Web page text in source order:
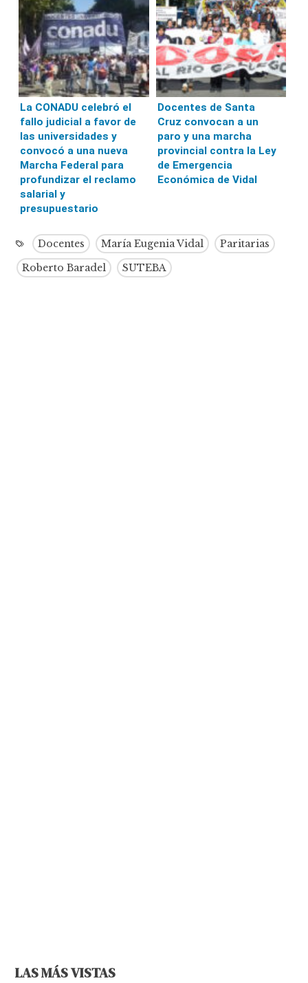
La CONADU celebró el
fallo judicial a favor de
las universidades y
convocó a una nueva
Marcha Federal para
profundizar el reclamo
salarial y
presupuestario
Docentes de Santa
Cruz convocan a un
paro y una marcha
provincial contra la Ley
de Emergencia
Económica de Vidal
Docentes María Eugenia Vidal
Paritarias
Roberto Baradel
SUTEBA
LAS MÁS VISTAS